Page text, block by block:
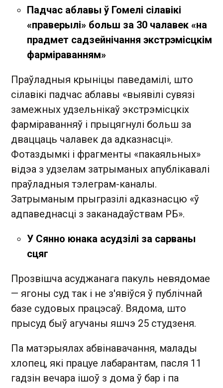
Падчас аблавы ў Гомелі сілавікі
«праверылі» больш за 30 чалавек «на
прадмет садзейнічання экстрэмісцкім
фарміраванням»
Праўладныя крыніцы паведамілі, што
сілавікі падчас аблавы «выявілі сувязі
замежных удзельнікаў экстрэмісцкіх
фарміраванняў і прыцягнулі больш за
дваццаць чалавек да адказнасці».
Фотаздымкі і фрагменты «пакаяльных»
відэа з удзелам затрыманых апублікавалі
праўладныя тэлеграм-каналы.
Затрыманым прыгразілі адказнасцю «ў
адпаведнасці з заканадаўствам РБ».
У Сянно юнака асудзілі за сарваны
сцяг
Прозвішча асуджанага пакуль невядомае
— ягоны суд так і не з'явіўся ў публічнай
базе судовых працэсаў. Вядома, што
прысуд быў агучаны яшчэ 25 студзеня.
Па матэрыялах абвінавачання, малады
хлопец, які працуе лабарантам, пасля 11
гадзін вечара ішоў з дома ў бар і па